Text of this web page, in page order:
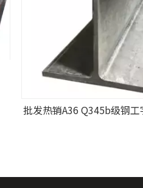
批发热销A36 Q345b级钢